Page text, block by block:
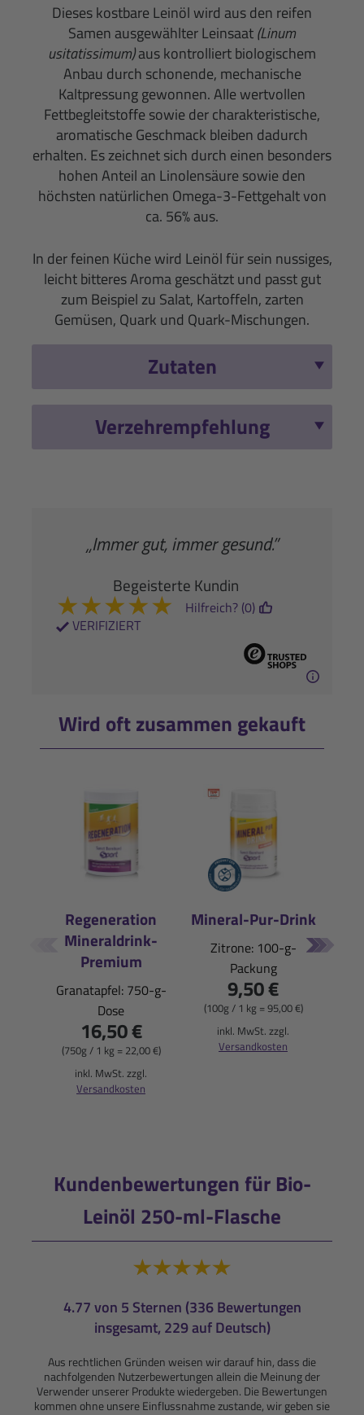
Dieses kostbare Leinöl wird aus den reifen
Samen ausgewählter Leinsaat(Linum
usitatissimum)aus kontrolliert biologischem
Anbau durch schonende, mechanische
Kaltpressung gewonnen. Alle wertvollen
Fettbegleitstoffe sowie der charakteristische,
aromatische Geschmack bleiben dadurch
erhalten. Es zeichnet sich durch einen besonders
hohen Anteil an Linolensäure sowie den
höchsten natürlichen Omega-3-Fettgehalt von
ca. 56% aus.
In der feinen Küche wird Leinöl für sein nussiges,
leicht bitteres Aroma geschätzt und passt gut
zum Beispiel zu Salat, Kartoffeln, zarten
Gemüsen, Quark und Quark-Mischungen.
Zutaten
Verzehrempfehlung
„Immer gut, immer gesund.”
Begeisterte Kundin
★★★★★
VERIFIZIERT
Hilfreich? (0)
Wird oft zusammen gekauft
Regeneration
Mineraldrink-
Premium
Granatapfel: 750-g-
Dose
16,50 €
(750g / 1 kg = 22,00 €)
inkl. MwSt. zzgl.
Versandkosten
Mineral-Pur-Drink
Zitrone: 100-g-
Packung
9,50 €
(100g / 1 kg = 95,00 €)
inkl. MwSt. zzgl.
Versandkosten
Kundenbewertungen für Bio-
Leinöl 250-ml-Flasche
4.77 von 5 Sternen (336 Bewertungen
insgesamt, 229 auf Deutsch)
Aus rechtlichen Gründen weisen wir darauf hin, dass die
nachfolgenden Nutzerbewertungen allein die Meinung der
Verwender unserer Produkte wiedergeben. Die Bewertungen
kommen ohne unsere Einflussnahme zustande, wir geben sie